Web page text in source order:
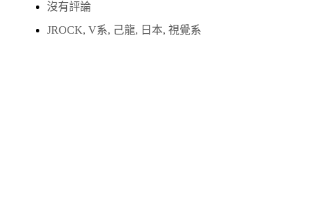
沒有評論
JROCK, V系, 己龍, 日本, 視覺系